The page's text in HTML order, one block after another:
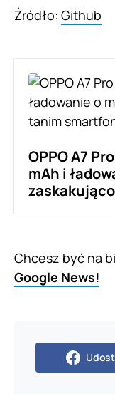
Źródło: Github
OPPO A7
mAh i
Chcesz być na
Google News!